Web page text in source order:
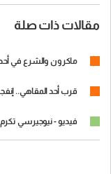
مقالات ذات صلة
ماكرون والشرع في
قرب أحد المقاهي..
فيديو - نيوجيرسي